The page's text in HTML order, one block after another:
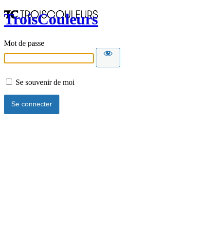
TroisCouleurs
Mot de passe
Se souvenir de moi